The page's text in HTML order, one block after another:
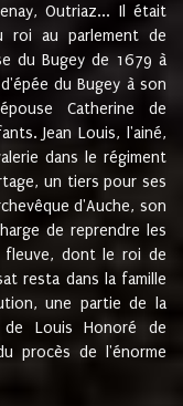
Outriaz... Il était
roi au parlement de
du Bugey de 1679 à
du Bugey à son
Catherine de
Jean Louis, l'ainé,
dans le régiment
un tiers pour ses
d'Auche, son
de reprendre les
fleuve, dont le roi de
resta dans la famille
une partie de la
Louis Honoré de
procès de l'énorme